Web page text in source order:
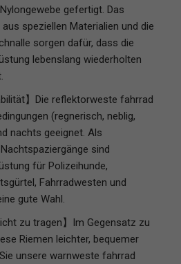
gefertigt. Das
speziellen Materialien und die
sorgen dafür, dass die
lebenslang wiederholten
】Die reflektorweste fahrrad
(regnerisch, neblig,
nachts geeignet. Als
sind
für Polizeihunde,
Fahrradwesten und
gute Wahl.
zu tragen】Im Gegensatz zu
Riemen leichter, bequemer
unsere warnweste fahrrad